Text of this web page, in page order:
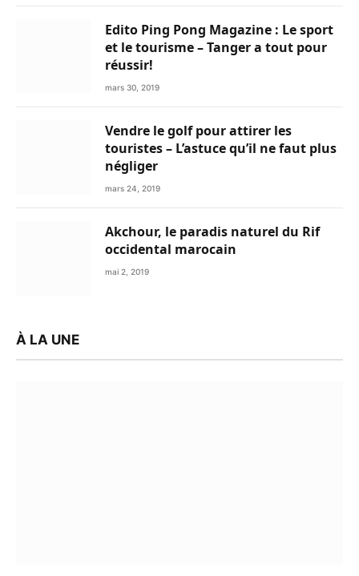
Edito Ping Pong Magazine : Le sport
et le tourisme – Tanger a tout pour
réussir!
mars 30, 2019
Vendre le golf pour attirer les
touristes – L’astuce qu’il ne faut plus
négliger
mars 24, 2019
Akchour, le paradis naturel du Rif
occidental marocain
mai 2, 2019
À LA UNE